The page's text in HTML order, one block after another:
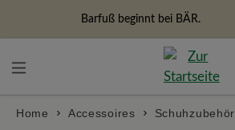
Barfuß beginnt bei BÄR.
Home Accessoires Schuhzubehör